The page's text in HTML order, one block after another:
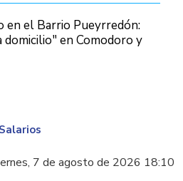
en el Barrio Pueyrredón:
domicilio" en Comodoro y
Salarios
7 de agosto de 2026 18:10